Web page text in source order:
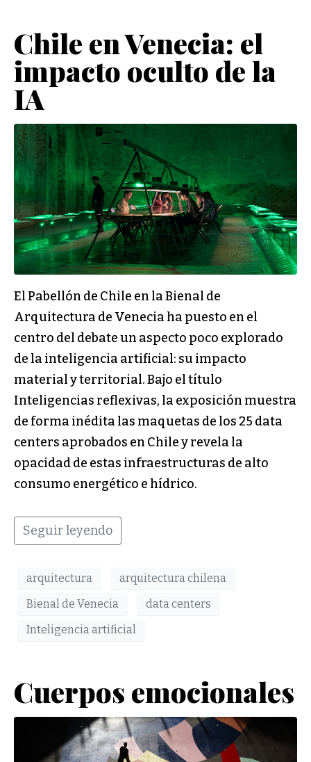
Chile en Venecia: el
impacto oculto de la
IA
El Pabellón de Chile en la Bienal de
Arquitectura de Venecia ha puesto en el
centro del debate un aspecto poco explorado
de la inteligencia artificial: su impacto
material y territorial. Bajo el título
Inteligencias reflexivas, la exposición muestra
de forma inédita las maquetas de los 25 data
centers aprobados en Chile y revela la
opacidad de estas infraestructuras de alto
consumo energético e hídrico.
Seguir leyendo
arquitectura
arquitectura chilena
Bienal de Venecia
data centers
Inteligencia artificial
Cuerpos emocionales